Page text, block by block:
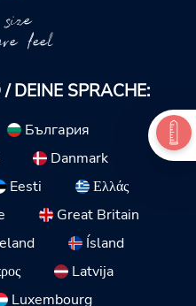
feel
DEINE SPRACHE:
България
Danmark
Eesti
Ελλάς
Great Britain
Ísland
Latvija
Luxembourg